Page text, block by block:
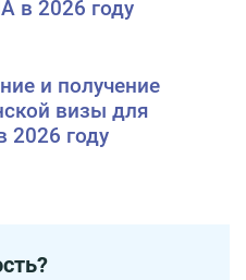
в 2026 году
и получение
визы для
2026 году